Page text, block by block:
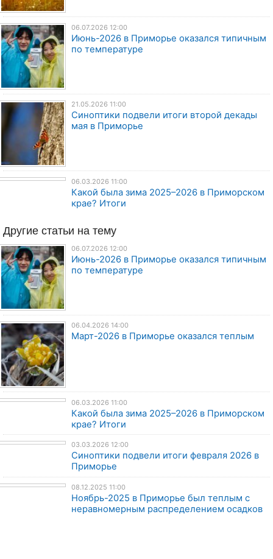
06.07.2026 12:00
Июнь-2026 в Приморье оказался типичным
по температуре
21.05.2026 11:00
Синоптики подвели итоги второй декады
мая в Приморье
06.03.2026 11:00
Какой была зима 2025–2026 в Приморском
крае? Итоги
Другиестатьи на тему
06.07.2026 12:00
Июнь-2026 в Приморье оказался типичным
по температуре
06.04.2026 14:00
Март-2026 в Приморье оказался теплым
06.03.2026 11:00
Какой была зима 2025–2026 в Приморском
крае? Итоги
03.03.2026 12:00
Синоптики подвели итоги февраля 2026 в
Приморье
08.12.2025 11:00
Ноябрь-2025 в Приморье был теплым с
неравномерным распределением осадков